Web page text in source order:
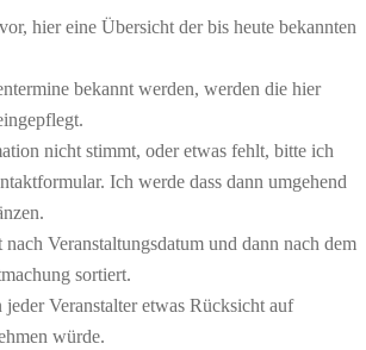
hier eine Übersicht der bis heute bekannten
bekannt werden, werden die hier
nicht stimmt, oder etwas fehlt, bitte ich
Ich werde dass dann umgehend
Veranstaltungsdatum und dann nach dem
sortiert.
jeder Veranstalter etwas Rücksicht auf
würde.